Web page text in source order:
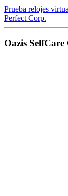
Prueba relojes
Perfect Corp.
Oazis